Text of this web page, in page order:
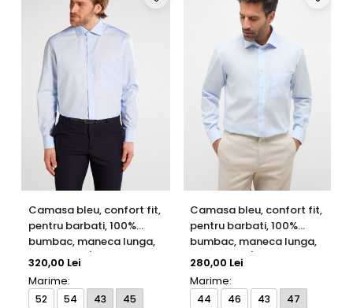
Camasa bleu, confort fit,
pentru barbati, 100%
bumbac, maneca lunga,
model 1100/10 E187
320,00 Lei
Marime:
52 54 43
45
Camasa bleu, confort fit,
pentru barbati, 100%
bumbac, maneca lunga,
model 1100/10 E19K
280,00 Lei
Marime:
44 46 43
47